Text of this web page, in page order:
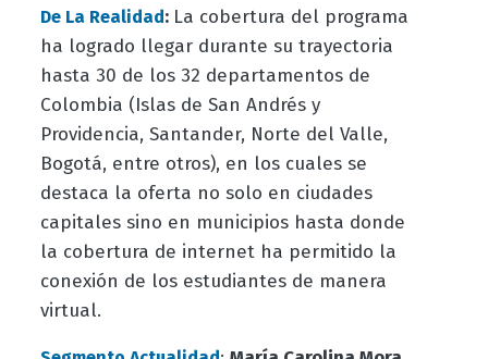
De La Realidad: La cobertura del programa
ha logrado llegar durante su trayectoria
hasta 30 de los 32 departamentos de
Colombia (Islas de San Andrés y
Providencia, Santander, Norte del Valle,
Bogotá, entre otros), en los cuales se
destaca la oferta no solo en ciudades
capitales sino en municipios hasta donde
la cobertura de internet ha permitido la
conexión de los estudiantes de manera
virtual.